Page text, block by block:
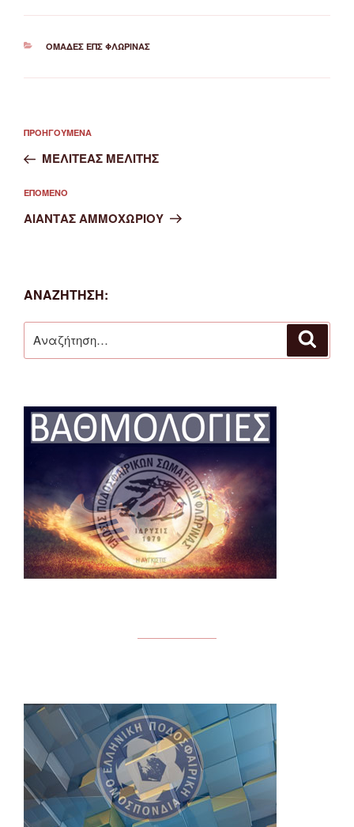
ΚΑΤΗΓΟΡΊΕΣ
ΟΜΆΔΕΣ ΕΠΣ ΦΛΏΡΙΝΑΣ
άρθρων
Προηγούμενο
άρθρο
ΠΡΟΗΓΟΎΜΕΝΑ
ΜΕΛΙΤΕΑΣ ΜΕΛΙΤΗΣ
Επόμενο
άρθρο
ΕΠΌΜΕΝΟ
ΑΙΑΝΤΑΣ ΑΜΜΟΧΩΡΙΟΥ
ΑΝΑΖΉΤΗΣΗ:
για: